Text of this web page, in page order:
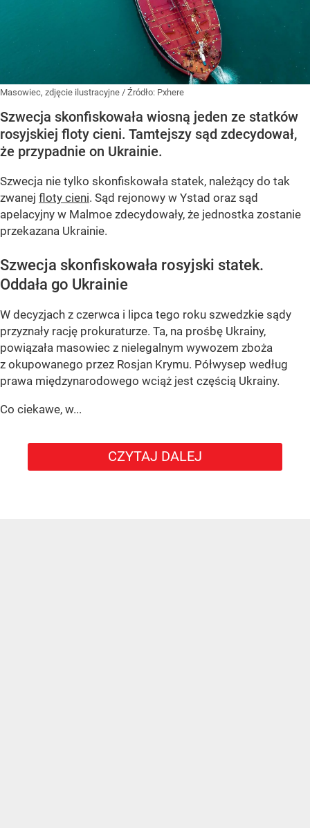
Masowiec, zdjęcie ilustracyjne / Źródło: Pxhere
Szwecja skonfiskowała wiosną jeden ze statków
rosyjskiej floty cieni. Tamtejszy sąd zdecydował,
że przypadnie on Ukrainie.
Szwecja nie tylko skonfiskowała statek, należący do tak
zwanej floty cieni. Sąd rejonowy w Ystad oraz sąd
apelacyjny w Malmoe zdecydowały, że jednostka zostanie
przekazana Ukrainie.
Szwecja skonfiskowała rosyjski statek.
Oddała go Ukrainie
W decyzjach z czerwca i lipca tego roku szwedzkie sądy
przyznały rację prokuraturze. Ta, na prośbę Ukrainy,
powiązała masowiec z nielegalnym wywozem zboża
z okupowanego przez Rosjan Krymu. Półwysep według
prawa międzynarodowego wciąż jest częścią Ukrainy.
Co ciekawe, w...
CZYTAJ DALEJ